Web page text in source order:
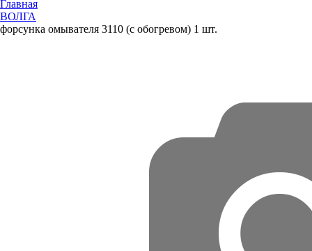
Главная
ВОЛГА
форсунка омывателя 3110 (с обогревом) 1 шт.